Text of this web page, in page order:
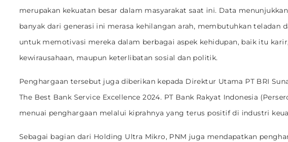
merupakan kekuatan besar dalam masyarakat saat ini. Data
banyak dari generasi ini merasa kehilangan arah, membutuhkan teladan
untuk memotivasi mereka dalam berbagai aspek kehidupan, baik itu
kewirausahaan, maupun keterlibatan sosial dan politik.
Penghargaan tersebut juga diberikan kepada Direktur Utama PT BRI
The Best Bank Service Excellence 2024. PT Bank Rakyat Indonesia
menuai penghargaan melalui kiprahnya yang terus positif di industri
Sebagai bagian dari Holding Ultra Mikro, PNM juga mendapatkan